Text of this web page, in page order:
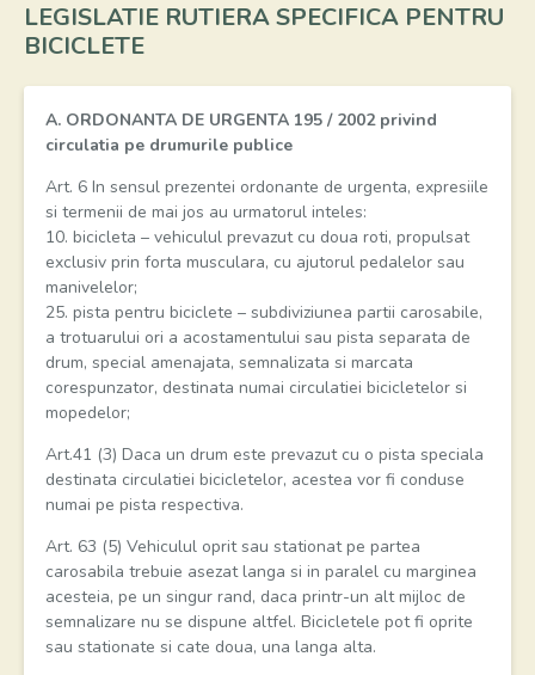
LEGISLATIE RUTIERA SPECIFICA PENTRU
BICICLETE
A. ORDONANTA DE URGENTA 195 / 2002 privind
circulatia pe drumurile publice
Art. 6 In sensul prezentei ordonante de urgenta, expresiile
si termenii de mai jos au urmatorul inteles:
10. bicicleta – vehiculul prevazut cu doua roti, propulsat
exclusiv prin forta musculara, cu ajutorul pedalelor sau
manivelelor;
25. pista pentru biciclete – subdiviziunea partii carosabile,
a trotuarului ori a acostamentului sau pista separata de
drum, special amenajata, semnalizata si marcata
corespunzator, destinata numai circulatiei bicicletelor si
mopedelor;
Art.41 (3) Daca un drum este prevazut cu o pista speciala
destinata circulatiei bicicletelor, acestea vor fi conduse
numai pe pista respectiva.
Art. 63 (5) Vehiculul oprit sau stationat pe partea
carosabila trebuie asezat langa si in paralel cu marginea
acesteia, pe un singur rand, daca printr-un alt mijloc de
semnalizare nu se dispune altfel. Bicicletele pot fi oprite
sau stationate si cate doua, una langa alta.